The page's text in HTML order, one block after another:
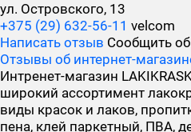
ул. Островского, 13
+375 (29) 632-56-11 velcom
Написать отзыв Сообщить
Отзывы об интернет-
Интренет-магазин
широкий ассортимент
виды красок и лаков,
пена, клей паркетный, ПВА,